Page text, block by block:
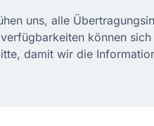
uns, alle
können
damit wir die